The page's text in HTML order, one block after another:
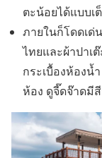
ตะน้อยได้แบบเ
ภายในก็โดดเด่
ไทยและผ้าปาเ
กระเบื้องห้องน้
ห้อง ดูจี๊ดจ๊าดมี